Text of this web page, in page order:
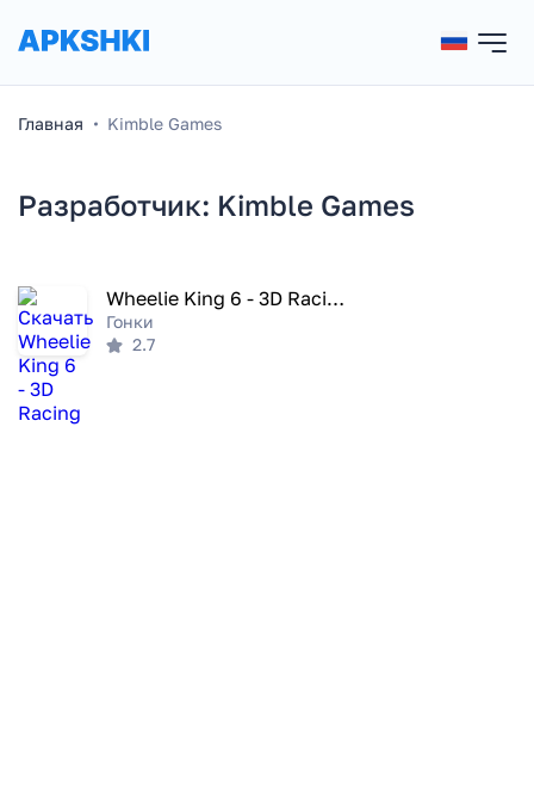
Главная Kimble Games
Разработчик: Kimble Games
Wheelie King 6 - 3D Racing
Гонки
2.7